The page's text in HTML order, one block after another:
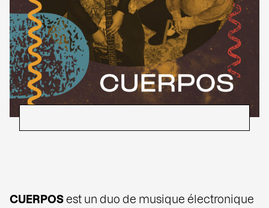
CUERPOS est un duo de musique électronique